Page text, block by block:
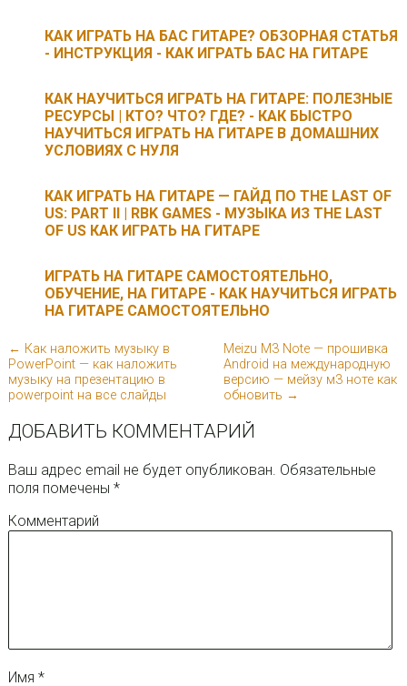
КАК ИГРАТЬ НА БАС ГИТАРЕ? ОБЗОРНАЯ СТАТЬЯ
- ИНСТРУКЦИЯ - КАК ИГРАТЬ БАС НА ГИТАРЕ
КАК НАУЧИТЬСЯ ИГРАТЬ НА ГИТАРЕ: ПОЛЕЗНЫЕ
РЕСУРСЫ | КТО? ЧТО? ГДЕ? - КАК БЫСТРО
НАУЧИТЬСЯ ИГРАТЬ НА ГИТАРЕ В ДОМАШНИХ
УСЛОВИЯХ С НУЛЯ
КАК ИГРАТЬ НА ГИТАРЕ — ГАЙД ПО THE LAST OF
US: PART II | RBK GAMES - МУЗЫКА ИЗ THE LAST
OF US КАК ИГРАТЬ НА ГИТАРЕ
ИГРАТЬ НА ГИТАРЕ САМОСТОЯТЕЛЬНО,
ОБУЧЕНИЕ, НА ГИТАРЕ - КАК НАУЧИТЬСЯ ИГРАТЬ
НА ГИТАРЕ САМОСТОЯТЕЛЬНО
← Как наложить музыку в
PowerPoint — как наложить
музыку на презентацию в
powerpoint на все слайды
Meizu M3 Note — прошивка
Android на международную
версию — мейзу м3 ноте как
обновить →
ДОБАВИТЬ КОММЕНТАРИЙ
Ваш адрес email не будет опубликован. Обязательные
поля помечены *
Комментарий
Имя *